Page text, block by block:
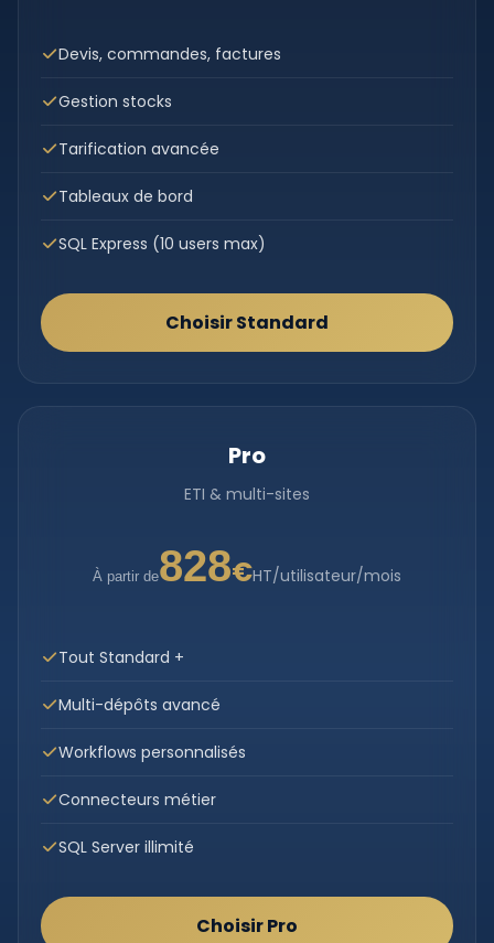
Devis, commandes, factures
Gestion stocks
Tarification avancée
Tableaux de bord
SQL Express (10 users max)
Choisir Standard
Pro
ETI & multi-sites
À partir de828€HT/utilisateur/mois
Tout Standard +
Multi-dépôts avancé
Workflows personnalisés
Connecteurs métier
SQL Server illimité
Choisir Pro